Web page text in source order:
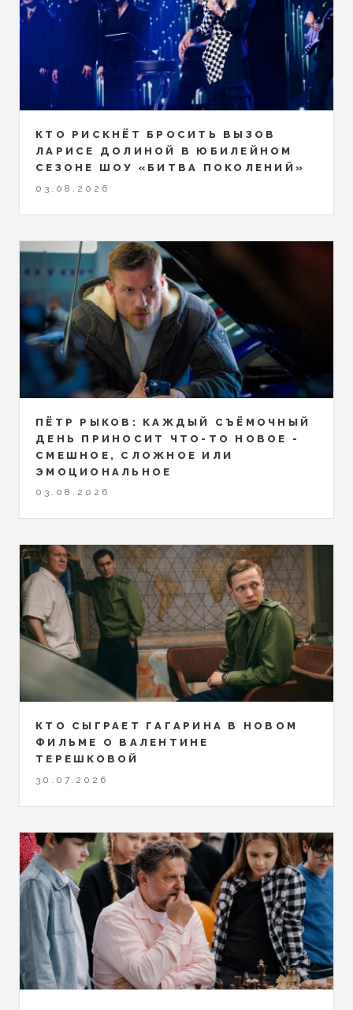
КТО РИСКНЁТ БРОСИТЬ ВЫЗОВ
ЛАРИСЕ ДОЛИНОЙ В ЮБИЛЕЙНОМ
СЕЗОНЕ ШОУ «БИТВА ПОКОЛЕНИЙ»
03.08.2026
ПЁТР РЫКОВ: КАЖДЫЙ СЪЁМОЧНЫЙ
ДЕНЬ ПРИНОСИТ ЧТО-ТО НОВОЕ -
СМЕШНОЕ, СЛОЖНОЕ ИЛИ
ЭМОЦИОНАЛЬНОЕ
03.08.2026
КТО СЫГРАЕТ ГАГАРИНА В НОВОМ
ФИЛЬМЕ О ВАЛЕНТИНЕ
ТЕРЕШКОВОЙ
30.07.2026